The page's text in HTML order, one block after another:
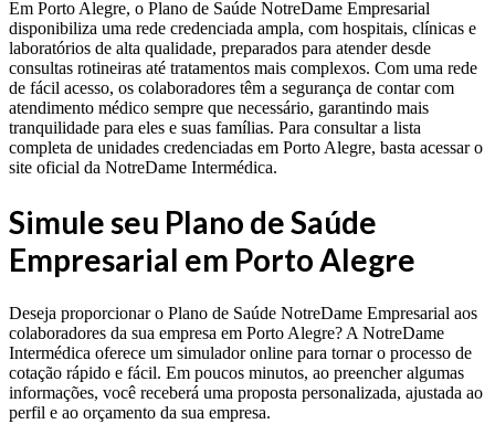
Em Porto Alegre, o Plano de Saúde NotreDame Empresarial
disponibiliza uma rede credenciada ampla, com hospitais, clínicas e
laboratórios de alta qualidade, preparados para atender desde
consultas rotineiras até tratamentos mais complexos. Com uma rede
de fácil acesso, os colaboradores têm a segurança de contar com
atendimento médico sempre que necessário, garantindo mais
tranquilidade para eles e suas famílias. Para consultar a lista
completa de unidades credenciadas em Porto Alegre, basta acessar o
site oficial da NotreDame Intermédica.
Simule seu Plano de Saúde
Empresarial em Porto Alegre
Deseja proporcionar o Plano de Saúde NotreDame Empresarial aos
colaboradores da sua empresa em Porto Alegre? A NotreDame
Intermédica oferece um simulador online para tornar o processo de
cotação rápido e fácil. Em poucos minutos, ao preencher algumas
informações, você receberá uma proposta personalizada, ajustada ao
perfil e ao orçamento da sua empresa.